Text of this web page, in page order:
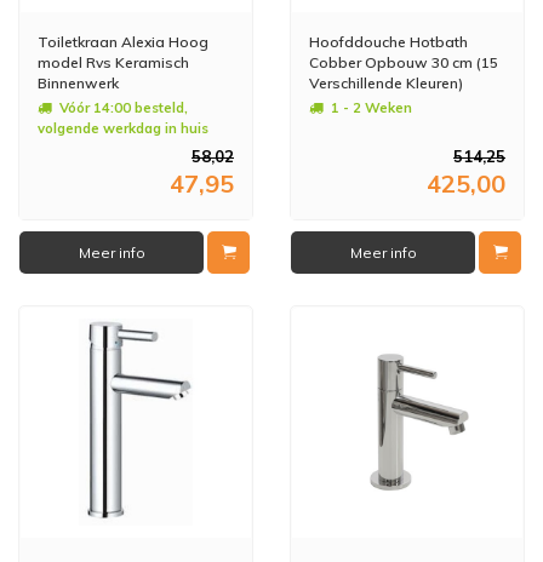
Toiletkraan Alexia Hoog
model Rvs Keramisch
Binnenwerk
Vóór 14:00 besteld,
volgende werkdag in huis
58,02
47,95
Meer info
Hoofddouche Hotbath
Cobber Opbouw 30 cm (15
Verschillende Kleuren)
1 - 2 Weken
514,25
425,00
Meer info